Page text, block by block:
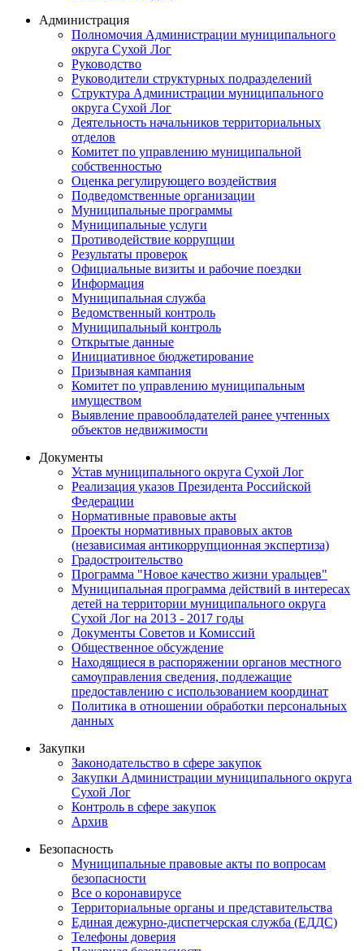
Администрация
Полномочия Администрации муниципального
округа Сухой Лог
Руководство
Руководители структурных подразделений
Структура Администрации муниципального
округа Сухой Лог
Деятельность начальников территориальных
отделов
Комитет по управлению муниципальной
собственностью
Оценка регулирующего воздействия
Подведомственные организации
Муниципальные программы
Муниципальные услуги
Противодействие коррупции
Результаты проверок
Официальные визиты и рабочие поездки
Информация
Муниципальная служба
Ведомственный контроль
Муниципальный контроль
Открытые данные
Инициативное бюджетирование
Призывная кампания
Комитет по управлению муниципальным
имуществом
Выявление правообладателей ранее учтенных
объектов недвижимости
Документы
Устав муниципального округа Сухой Лог
Реализация указов Президента Российской
Федерации
Нормативные правовые акты
Проекты нормативных правовых актов
(независимая антикоррупционная экспертиза)
Градостроительство
Программа "Новое качество жизни уральцев"
Муниципальная программа действий в интересах
детей на территории муниципального округа
Сухой Лог на 2013 - 2017 годы
Документы Советов и Комиссий
Общественное обсуждение
Находящиеся в распоряжении органов местного
самоуправления сведения, подлежащие
предоставлению с использованием координат
Политика в отношении обработки персональных
данных
Закупки
Законодательство в сфере закупок
Закупки Администрации муниципального округа
Сухой Лог
Контроль в сфере закупок
Архив
Безопасность
Муниципальные правовые акты по вопросам
безопасности
Все о коронавирусе
Территориальные органы и представительства
Единая дежурно-диспетчерская служба (ЕДДС)
Телефоны доверия